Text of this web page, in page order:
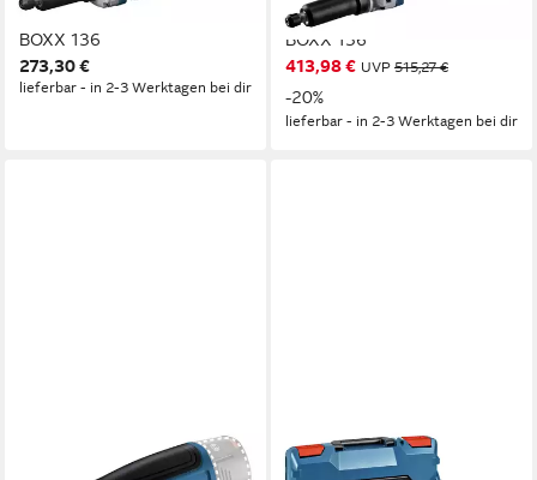
U/min, Ohne Akku - in L-
BOXX 136
273,30 €
lieferbar - in 2-3 Werktagen bei dir
U/min, Ohne Akku - in L-
BOXX 136
413,98 € UVP 515,27 €
-20%
lieferbar - in 2-3 Werktagen bei dir
Akku-Geradschleifer GWG
BOSCH
Akku-Geradschleifer GWG